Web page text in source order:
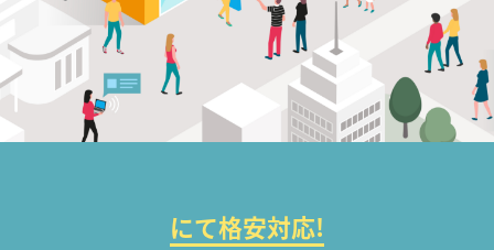
にて格安対応!